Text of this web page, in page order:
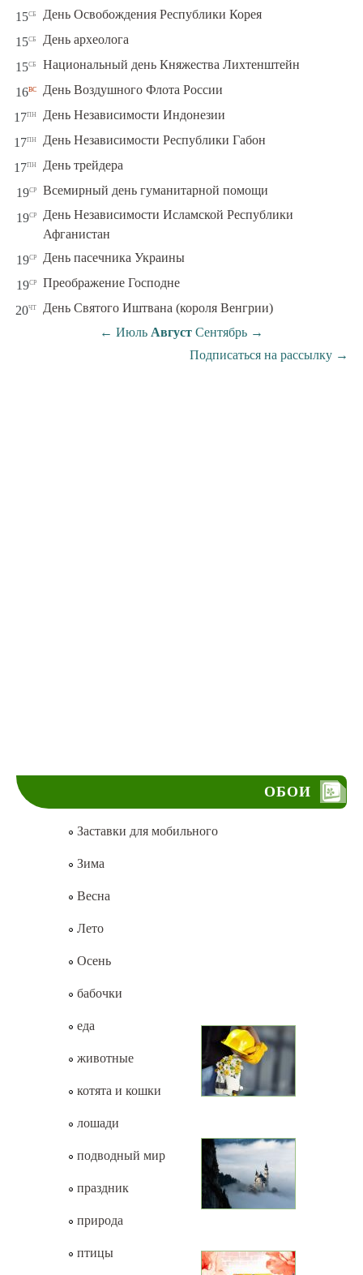
15сб День Освобождения Республики Корея
15сб День археолога
15сб Национальный день Княжества Лихтенштейн
16вс День Воздушного Флота России
17пн День Независимости Индонезии
17пн День Независимости Республики Габон
17пн День трейдера
19ср Всемирный день гуманитарной помощи
19ср
День Независимости Исламской Республики
Афганистан
19ср День пасечника Украины
19ср Преображение Господне
20чт
День Святого Иштвана (короля Венгрии)
← Июль Август Сентябрь →
Подписаться на рассылку →
ОБОИ
Заставки для мобильного
Зима
Весна
Лето
Осень
бабочки
еда
животные
котята и кошки
лошади
подводный мир
праздник
природа
птицы